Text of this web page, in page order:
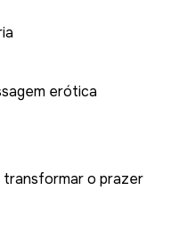
erótica
transformar o prazer